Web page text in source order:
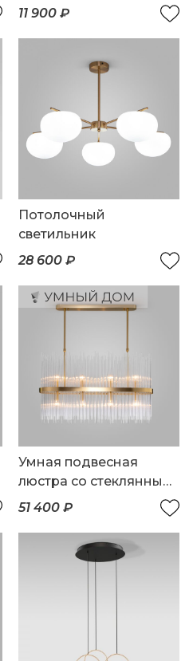
светильник
11 900 ₽
Потолочный
светильник
28 600 ₽
Умная подвесная
люстра со стеклянным
рассеивателем
51 400 ₽